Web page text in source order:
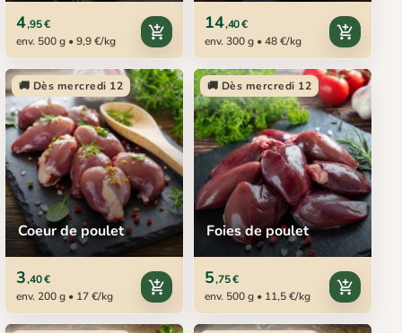
4,95 €
env. 500 g • 9,9 €/kg
add_shopping_cart 14,40 €
env. 300 g • 48 €/kg
add_shopping_cart
🚚 Dès mercredi 12
Coeur de poulet
3,40 €
env. 200 g • 17 €/kg
add_shopping_cart
🚚 Dès mercredi 12
Foies de poulet
5,75 €
env. 500 g • 11,5 €/kg
add_shopping_cart